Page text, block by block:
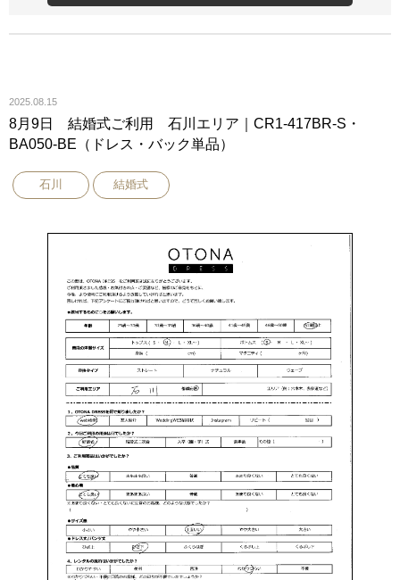
2025.08.15
8月9日 結婚式ご利用 石川エリア｜CR1-417BR-S・
BA050-BE（ドレス・バック単品）
石川 結婚式